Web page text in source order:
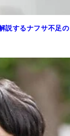
説するナフサ不足の